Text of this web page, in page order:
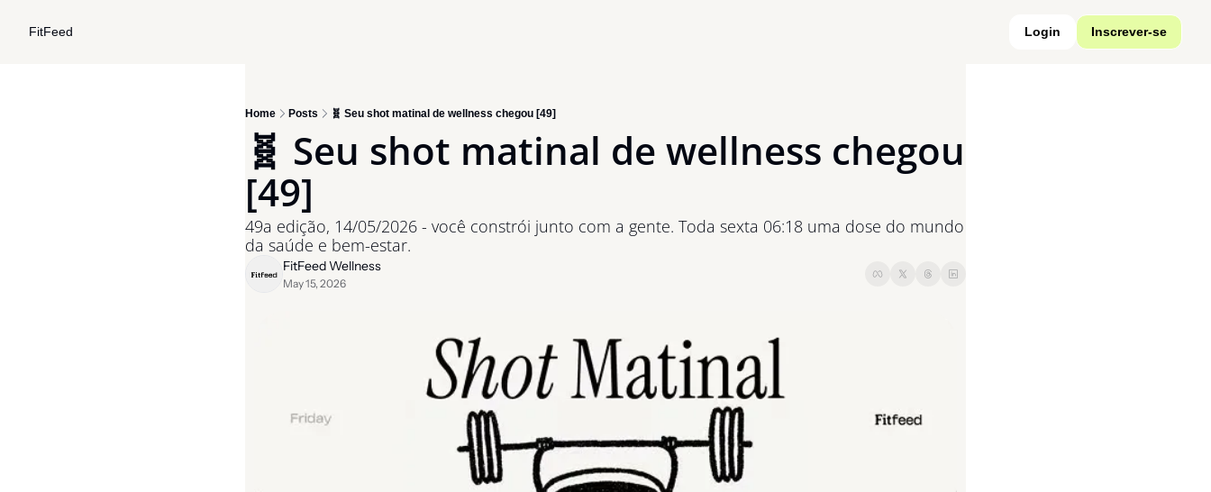
FitFeed Login Inscrever-se
Home Posts 🧬 Seu shot matinal de wellness chegou [49]
🧬 Seu shot matinal de wellness chegou
[49]
49a edição, 14/05/2026 - você constrói junto com a gente. Toda sexta 06:18 uma dose do mundo
da saúde e bem-estar.
FitFeed Wellness
May 15, 2026